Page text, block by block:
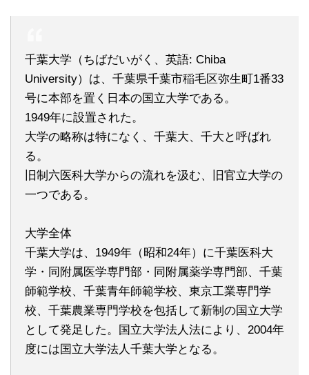
千葉大学（ちばだいがく、英語: Chiba
University）は、千葉県千葉市稲毛区弥生町1番33
号に本部を置く日本の国立大学である。
1949年に設置された。
大学の略称は特になく、千葉大、千大と呼ばれ
る。
旧制六医科大学からの流れを汲む、旧官立大学の
一つである。
大学全体
千葉大学は、1949年（昭和24年）に千葉医科大
学・同附属医学専門部・同附属薬学専門部、千葉
師範学校、千葉青年師範学校、東京工業専門学
校、千葉農業専門学校を包括して新制の国立大学
として発足した。国立大学法人法により、2004年
度には国立大学法人千葉大学となる。